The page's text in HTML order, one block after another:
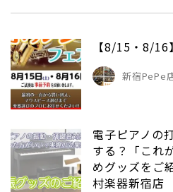
【8/15・8/
新宿PePe
電子ピアノの
する？「これ
めグッズをご
村楽器新宿店